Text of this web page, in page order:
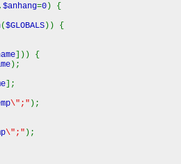
, $anhang=0) {
($GLOBALS)) {
])) {
);
];
\";" );
\";" );